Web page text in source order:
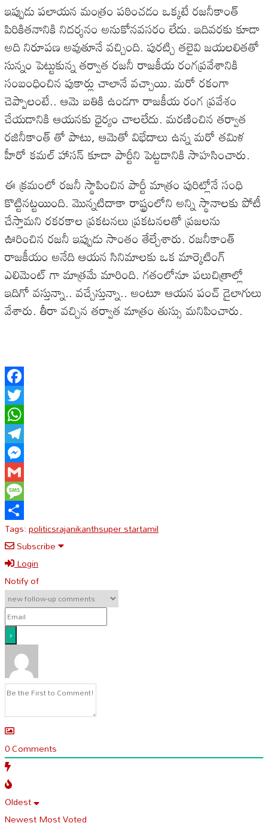
ఇప్పుడు పలాయన మంత్రం పఠించడం ఒక్కటే రజనీకాంత్
పిరికితనానికి నిదర్శనం అనుకోనవసరం లేదు. ఇదివరకు కూడా
అది నిరూపణ అవుతూనే వచ్చింది. పురట్చి తలైవి జయలలితతో
సున్నం పెట్టుకున్న తర్వాత రజనీ రాజకీయ రంగప్రవేశానికి
సంబంధించిన పుకార్లు చాలానే వచ్చాయి. మరో రకంగా
చెప్పాలంటే.. ఆమె బతికి ఉండగా రాజకీయ రంగ ప్రవేశం
చేయడానికి ఆయనకు ధైర్యం చాలలేదు. మరణించిన తర్వాత
రజినీకాంత్ తో పాటు, ఆమెతో విభేదాలు ఉన్న మరో తమిళ
హీరో కమల్ హాసన్ కూడా పార్టీని పెట్టడానికి సాహసించారు.
ఈ క్రమంలో రజనీ స్థాపించిన పార్టీ మాత్రం పురిట్లోనే సంధి
కొట్టినట్టయింది. మొన్నటిదాకా రాష్ట్రంలోని అన్ని స్థానాలకు పోటీ
చేస్తామని రకరకాల ప్రకటనలు ప్రకటనలతో ప్రజలను
ఊరించిన రజనీ ఇప్పుడు సాంతం తేల్చేశారు. రజనీకాంత్
రాజకీయం అనేది ఆయన సినిమాలకు ఒక మార్కెటింగ్
ఎలిమెంట్ గా మాత్రమే మారింది. గతంలోనూ పలుచిత్రాల్లో
ఇదిగో వస్తున్నా.. వచ్చేస్తున్నా.. అంటూ ఆయన పంచ్ డైలాగులు
వేశారు. తీరా వచ్చిన తర్వాత మాత్రం తుస్సు మనిపించారు.
Facebook
Twitter
WhatsApp
Telegram
Messenger
Gmail
Message
Share
Tags:politicsrajanikanthsuper startamil
Subscribe
Login
Notify of
0Comments
Oldest
NewestMost Voted